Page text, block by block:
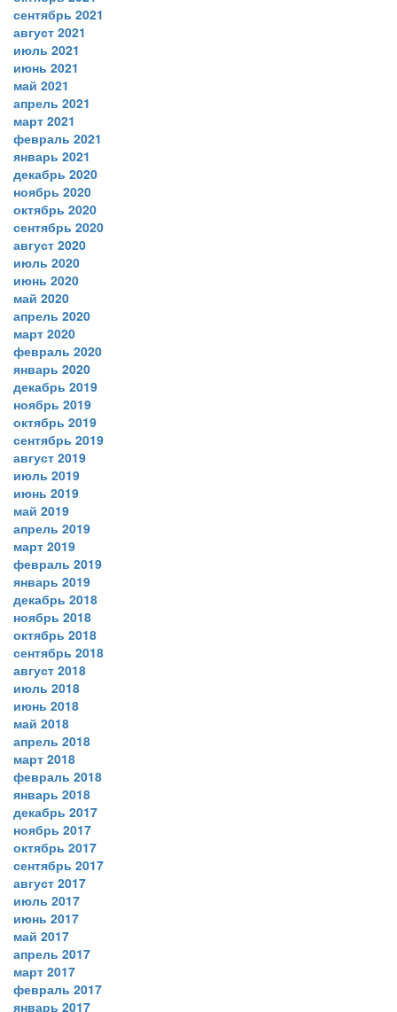
сентябрь 2021
август 2021
июль 2021
июнь 2021
май 2021
апрель 2021
март 2021
февраль 2021
январь 2021
декабрь 2020
ноябрь 2020
октябрь 2020
сентябрь 2020
август 2020
июль 2020
июнь 2020
май 2020
апрель 2020
март 2020
февраль 2020
январь 2020
декабрь 2019
ноябрь 2019
октябрь 2019
сентябрь 2019
август 2019
июль 2019
июнь 2019
май 2019
апрель 2019
март 2019
февраль 2019
январь 2019
декабрь 2018
ноябрь 2018
октябрь 2018
сентябрь 2018
август 2018
июль 2018
июнь 2018
май 2018
апрель 2018
март 2018
февраль 2018
январь 2018
декабрь 2017
ноябрь 2017
октябрь 2017
сентябрь 2017
август 2017
июль 2017
июнь 2017
май 2017
апрель 2017
март 2017
февраль 2017
январь 2017